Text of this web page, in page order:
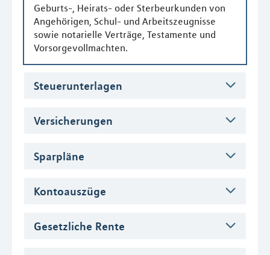
Geburts-, Heirats- oder Sterbeurkunden von
Angehörigen, Schul- und Arbeitszeugnisse
sowie notarielle Verträge, Testamente und
Vorsorgevollmachten.
Steuerunterlagen
Versicherungen
Sparpläne
Kontoauszüge
Gesetzliche Rente